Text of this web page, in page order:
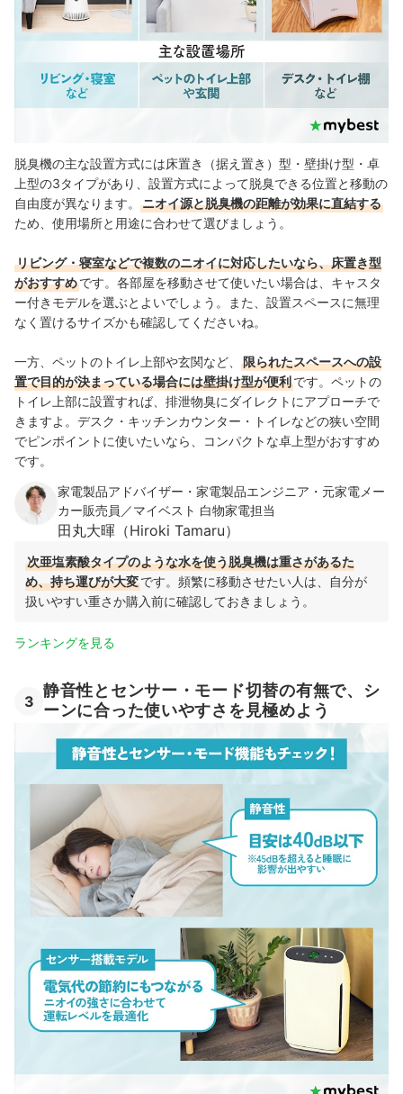
脱臭機の主な設置方式には床置き（据え置き）型・壁掛け型・卓
上型の3タイプがあり、設置方式によって脱臭できる位置と移動の
自由度が異なります。
ニオイ源と脱臭機の距離が効果に直結する
ため、使用場所と用途に合わせて選びましょう。
リビング・寝室などで複数のニオイに対応したいなら、床置き型
がおすすめです。各部屋を移動させて使いたい場合は、キャスタ
ー付きモデルを選ぶとよいでしょう。また、設置スペースに無理
なく置けるサイズかも確認してくださいね。
一方、ペットのトイレ上部や玄関など、
限られたスペースへの設
置で目的が決まっている場合には壁掛け型が便利です。ペットの
トイレ上部に設置すれば、排泄物臭にダイレクトにアプローチで
きますよ。デスク・キッチンカウンター・トイレなどの狭い空間
でピンポイントに使いたいなら、コンパクトな卓上型がおすすめ
です。
家電製品アドバイザー・家電製品エンジニア・元家電メー
カー販売員／マイベスト 白物家電担当
田丸大暉（Hiroki Tamaru）
次亜塩素酸タイプのような水を使う脱臭機は重さがあるた
め、持ち運びが大変です。頻繁に移動させたい人は、自分が
扱いやすい重さか購入前に確認しておきましょう。
ランキングを見る
3
静音性とセンサー・モード切替の有無で、シ
ーンに合った使いやすさを見極めよう